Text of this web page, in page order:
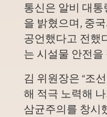
통신은 알비 대통
을 밝혔으며, 중
공언했다고 전했
는 시설물 안전을
김 위원장은 “조
해 적극 노력해
삼균주의를 창시